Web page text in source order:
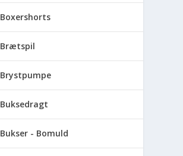
Boxershorts
Brætspil
Brystpumpe
Buksedragt
Bukser - Bomuld